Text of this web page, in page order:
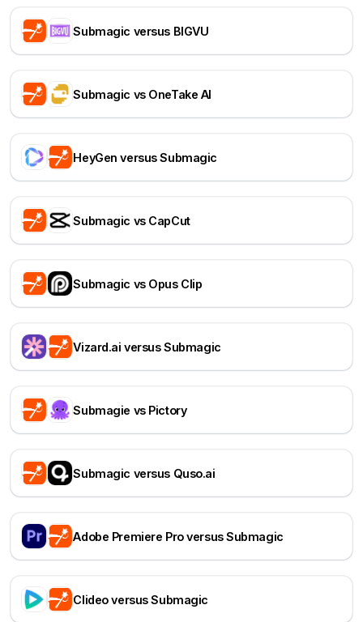
Submagic versus BIGVU
Submagic vs OneTake AI
HeyGen versus Submagic
Submagic vs CapCut
Submagic vs Opus Clip
Vizard.ai versus Submagic
Submagie vs Pictory
Submagic versus Quso.ai
Adobe Premiere Pro versus Submagic
Clideo versus Submagic